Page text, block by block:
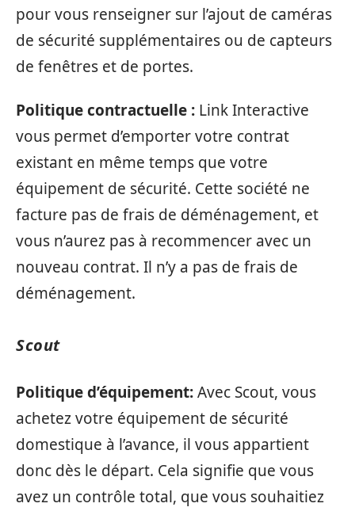
pour vous renseigner sur l’ajout de caméras
de sécurité supplémentaires ou de capteurs
de fenêtres et de portes.
Politique contractuelle : Link Interactive
vous permet d’emporter votre contrat
existant en même temps que votre
équipement de sécurité. Cette société ne
facture pas de frais de déménagement, et
vous n’aurez pas à recommencer avec un
nouveau contrat. Il n’y a pas de frais de
déménagement.
Scout
Politique d’équipement:Avec Scout, vous
achetez votre équipement de sécurité
domestique à l’avance, il vous appartient
donc dès le départ. Cela signifie que vous
avez un contrôle total, que vous souhaitiez